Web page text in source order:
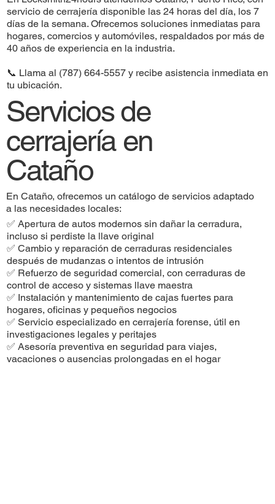
servicio de cerrajería disponible las 24 horas del día, los 7
días de la semana. Ofrecemos soluciones inmediatas para
hogares, comercios y automóviles, respaldados por más de
40 años de experiencia en la industria.
📞 Llama al (787) 664-5557 y recibe asistencia inmediata en
tu ubicación.
Servicios de
cerrajería en
Cataño
En Cataño, ofrecemos un catálogo de servicios adaptado
a las necesidades locales:
✅ Apertura de autos modernos sin dañar la cerradura,
incluso si perdiste la llave original
✅ Cambio y reparación de cerraduras residenciales
después de mudanzas o intentos de intrusión
✅ Refuerzo de seguridad comercial, con cerraduras de
control de acceso y sistemas llave maestra
✅ Instalación y mantenimiento de cajas fuertes para
hogares, oficinas y pequeños negocios
✅ Servicio especializado en cerrajería forense, útil en
investigaciones legales y peritajes
✅ Asesoría preventiva en seguridad para viajes,
vacaciones o ausencias prolongadas en el hogar